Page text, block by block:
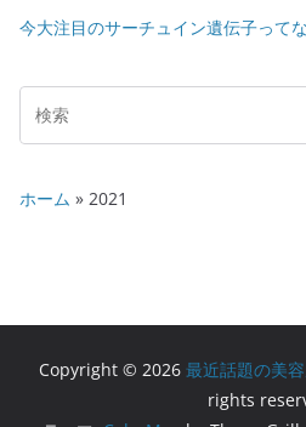
今大注目のサーチュイン遺伝子って
ホーム » 2021
Copyright © 2026 最近話題の美
rights